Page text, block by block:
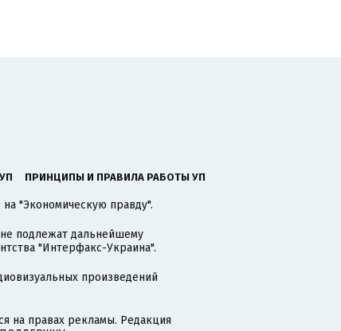
ПРИНЦИПЫ И ПРАВИЛА РАБОТЫ УП
"Экономическую правду".
подлежат дальнейшему
"Интерфакс-Украина".
произведений
на правах рекламы. Редакция